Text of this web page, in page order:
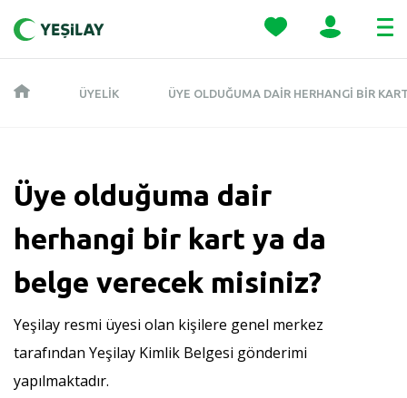
ÜYELIK ÜYE OLDUĞUMA DAIR HERHANGI BIR
Üye olduğuma dair
herhangi bir kart ya da
belge verecek misiniz?
Yeşilay resmi üyesi olan kişilere genel merkez
tarafından Yeşilay Kimlik Belgesi gönderimi
yapılmaktadır.